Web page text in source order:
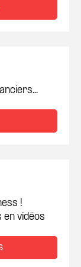
!
vidéos